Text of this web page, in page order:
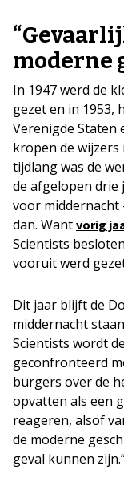
moderne
In 1947 werd de
gezet en in 1953,
Verenigde Staten
kropen de
tijdlang was de
de afgelopen drie
voor middernacht
dan. Want vorig
Scientists
vooruit werd
Dit jaar blijft de
middernacht
Scientists wordt
geconfronteerd
burgers over de
opvatten als een
reageren, alsof
de moderne
geval kunnen